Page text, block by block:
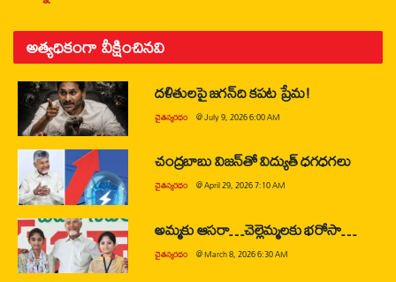
అత్యధికంగా వీక్షించినవి
దళితులపై జగన్‌ది కపట ప్రేమ!
చైతన్యరధం @July 9, 2026 6:00 AM
చంద్రబాబు విజన్‌తో విద్యుత్ ధగధగలు
చైతన్యరధం @April 29, 2026 7:10 AM
అమ్మకు ఆసరా…చెల్లెమ్మలకు భరోసా…
చైతన్యరధం @March 8, 2026 6:30 AM